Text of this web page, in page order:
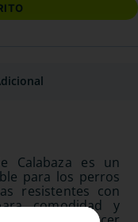
Calabaza es un
para los perros
resistentes con
comodidad y